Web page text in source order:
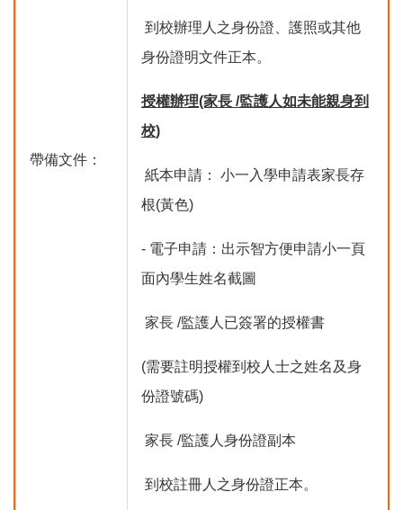
帶備文件：
 到校辦理人之身份證、護照或其他
身份證明文件正本。
授權辦理(家長 /監護人如未能親身到
校)
 紙本申請： 小一入學申請表家長存
根(黃色)
- 電子申請：出示智方便申請小一頁
面內學生姓名截圖
 家長 /監護人已簽署的授權書
(需要註明授權到校人士之姓名及身
份證號碼)
 家長 /監護人身份證副本
 到校註冊人之身份證正本。